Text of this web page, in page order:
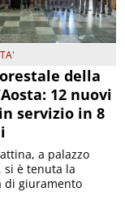
della
12 nuovi
servizio in 8
a palazzo
si è tenuta la
di giuramento